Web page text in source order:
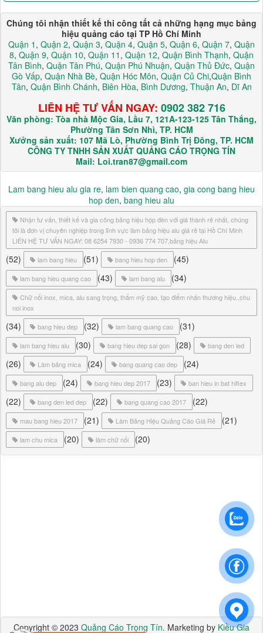
Chúng tôi nhận thiết kế thi công tất cả những hạng mục bảng
hiệu quảng cáo tại TP Hồ Chí Minh
Quận 1 , Quận 2, Quận 3, Quận 4, Quận 5, Quận 6, Quận 7, Quận
8, Quận 9, Quận 10, Quận 11 , Quận 12, Quận Bình Thạnh, Quận
Tân Bình, Quận Tân Phú, Quận Phú Nhuận, Quận Thủ Đức, Quận
Gò Vấp, Quận Nhà Bè, Quận Hóc Môn, Quận Củ Chi,Quận Bình
Tân, Quận Bình Chánh, Biên Hòa, Bình Dương, Thuận An, Dĩ An
LIÊN HỆ TƯ VẤN NGAY: 0902 382 716
Văn phòng: Tòa nhà Mộc Gia, Lầu 7, 121A-123-125 Tân Thắng,
Phường Tân Sơn Nhì, TP. HCM
Xưởng sản xuất: 107 Mã Lò, Phường Bình Trị Đông, TP. HCM
CÔNG TY TNHH SẢN XUẤT QUẢNG CÁO TRỌNG TÍN
Mail: Loi.tran87@gmail.com
Lam bang hieu alu gia re, lam bien quang cao, gia cong bang hieu
hop den, bang hieu alu
Nhận tư vấn, thiết kế và gia công bảng hiệu hộp đèn với giá thành rẻ nhất, chúng
tôi là đơn vị chuyên nghiệp trong lĩnh vực làm bảng hiệu alu giá rẻ tại Hồ Chí Minh
LIÊN HỆ TƯ VẤN NGAY: 08 6254 7930 - 0936 774 707,bảng hiệu Alu
(52) lam bang hieu (51) bang hieu hop den (45)
lam bang hieu quang cao (43) lam bang alu (34)
Chữ nổi inox, mica, alu sang trọng, thẩm mỹ cao, tạo điểm nhấn thương hiệu.,chu
noi inox
(34) bang hieu dep (32) lam bang quang cao (31)
lam bang hieu alu (30) bang hieu dep sai gon (28) bang den led
(26) Làm bảng mica (24) bang quang cao dep (24)
bang alu dep (24) bang hieu dep 2017 (23) ban hieu in bat hiflex
(22) bang den led dep (22) bang quang cao 2017 (22)
mau bang hieu 2017 (21) Làm Bảng Hiệu Quảng Cáo Giá Rẻ (21)
lam chu mica (20) làm chữ nổi (20)
Copyright © 2023 Quảng Cáo Trọng Tín. Marketing by Kiều Gia